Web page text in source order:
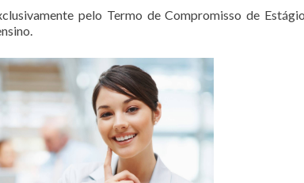
pelo Termo de Compromisso de